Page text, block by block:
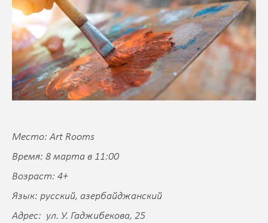
Место: Art Rooms
Время: 8 марта в 11:00
Возраст: 4+
Язык: русский, азербайджанский
Адрес: ул. У. Гаджибекова, 25